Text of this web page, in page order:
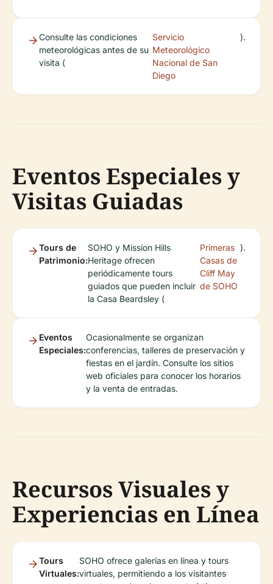
Consulte las condiciones
meteorológicas antes de su
visita (
Servicio
Meteorológico
Nacional de San
Diego
).
Eventos Especiales y
Visitas Guiadas
Tours de
Patrimonio:
SOHO y Mission Hills
Heritage ofrecen
periódicamente tours
guiados que pueden incluir
la Casa Beardsley (
Primeras
Casas de
Cliff May
de SOHO
).
Eventos
Especiales:
Ocasionalmente se organizan
conferencias, talleres de preservación y
fiestas en el jardín. Consulte los sitios
web oficiales para conocer los horarios
y la venta de entradas.
Recursos Visuales y
Experiencias en Línea
Tours
Virtuales:
SOHO ofrece galerías en línea y tours
virtuales, permitiendo a los visitantes